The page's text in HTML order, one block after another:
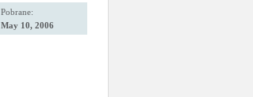
Pobrane:
May 10, 2006